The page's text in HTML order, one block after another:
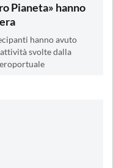
Pianeta» hanno
hanno avuto
svolte dalla